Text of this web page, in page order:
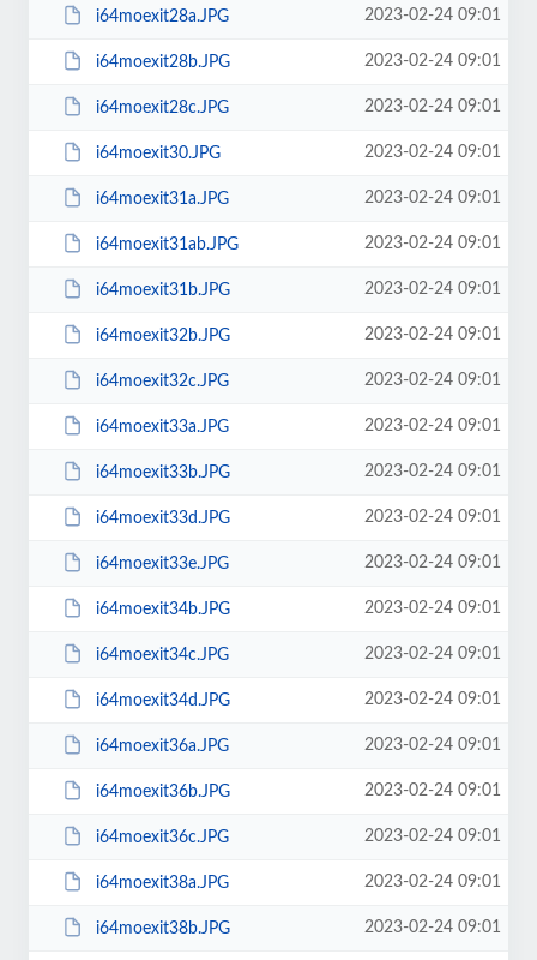
i64moexit28a.JPG 2023-02-24 09:01
i64moexit28b.JPG 2023-02-24 09:01
i64moexit28c.JPG 2023-02-24 09:01
i64moexit30.JPG 2023-02-24 09:01
i64moexit31a.JPG 2023-02-24 09:01
i64moexit31ab.JPG 2023-02-24 09:01
i64moexit31b.JPG 2023-02-24 09:01
i64moexit32b.JPG 2023-02-24 09:01
i64moexit32c.JPG 2023-02-24 09:01
i64moexit33a.JPG 2023-02-24 09:01
i64moexit33b.JPG 2023-02-24 09:01
i64moexit33d.JPG 2023-02-24 09:01
i64moexit33e.JPG 2023-02-24 09:01
i64moexit34b.JPG 2023-02-24 09:01
i64moexit34c.JPG 2023-02-24 09:01
i64moexit34d.JPG 2023-02-24 09:01
i64moexit36a.JPG 2023-02-24 09:01
i64moexit36b.JPG 2023-02-24 09:01
i64moexit36c.JPG 2023-02-24 09:01
i64moexit38a.JPG 2023-02-24 09:01
i64moexit38b.JPG 2023-02-24 09:01